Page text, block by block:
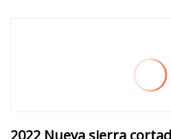
2022 Nueva sierra